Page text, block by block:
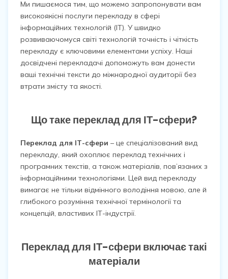
Ми пишаємося тим, що можемо запропонувати вам
високоякісні послуги перекладу в сфері
інформаційних технологій (ІТ). У швидко
розвиваючомуся світі технологій точність і чіткість
перекладу є ключовими елементами успіху. Наші
досвідчені перекладачі допоможуть вам донести
ваші технічні тексти до міжнародної аудиторії без
втрати змісту та якості.
Що таке переклад для ІТ-сфери?
Переклад для ІТ-сфери – це спеціалізований вид
перекладу, який охоплює переклад технічних і
програмних текстів, а також матеріалів, пов’язаних з
інформаційними технологіями. Цей вид перекладу
вимагає не тільки відмінного володіння мовою, але й
глибокого розуміння технічної термінології та
концепцій, властивих ІТ-індустрії.
Переклад для ІТ-сфери включає такі
матеріали